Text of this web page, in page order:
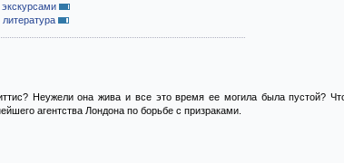
Неужели она жива и все это время ее могила была пустой?
агентства Лондона по борьбе с призраками.